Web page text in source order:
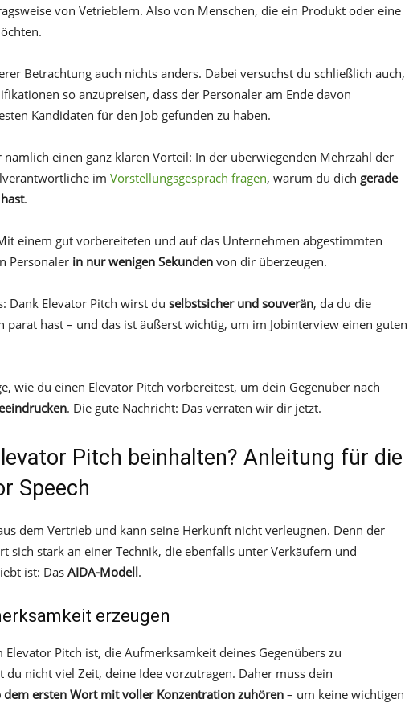
von Vetrieblern. Also von Menschen, die ein Produkt oder eine
Betrachtung auch nichts anders. Dabei versuchst du schließlich auch,
so anzupreisen, dass der Personaler am Ende davon
Kandidaten für den Job gefunden zu haben.
einen ganz klaren Vorteil: In der überwiegenden Mehrzahl der
im Vorstellungsgespräch fragen, warum du dich gerade
.
einem gut vorbereiteten und auf das Unternehmen abgestimmten
Personaler in nur wenigen Sekunden von dir überzeugen.
Dank Elevator Pitch wirst du selbstsicher und souverän, da du die
parat hast – und das ist äußerst wichtig, um im Jobinterview einen guten
wie du einen Elevator Pitch vorbereitest, um dein Gegenüber nach
. Die gute Nachricht: Das verraten wir dir jetzt.
Pitch beinhalten? Anleitung für die
Speech
dem Vertrieb und kann seine Herkunft nicht verleugnen. Denn der
sich stark an einer Technik, die ebenfalls unter Verkäufern und
ist: DasAIDA-Modell.
erzeugen
Pitch ist, die Aufmerksamkeit deines Gegenübers zu
du nicht viel Zeit, deine Idee vorzutragen. Daher muss dein
dem ersten Wort mit voller Konzentration zuhören – um keine wichtigen